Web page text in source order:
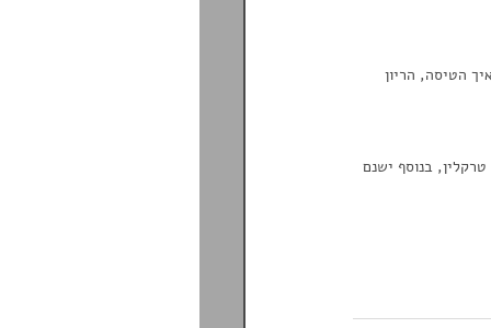
במצב הבריאותי ב 3 חודשים שקדמו לתאיך הטיסה, הריון
בנוסף ישנם